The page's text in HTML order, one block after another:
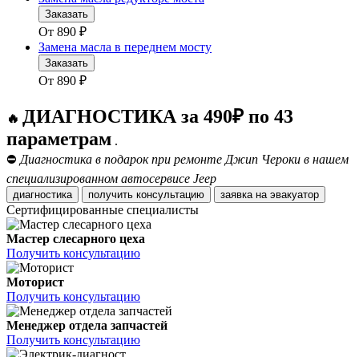
Заказать
От 890 ₽
Замена масла в переднем мосту
Заказать
От 890 ₽
🔥 ДИАГНОСТИКА за 490₽ по 43
параметрам .
⛔ Диагностика в подарок при ремонте Джип Чероки в нашем
специализированном автосервисе Jeep
диагностика получить консультацию заявка на эвакуатор
Сертифицированные специалисты
Мастер слесарного цеха
Получить консультацию
Моторист
Получить консультацию
Менеджер отдела запчастей
Получить консультацию